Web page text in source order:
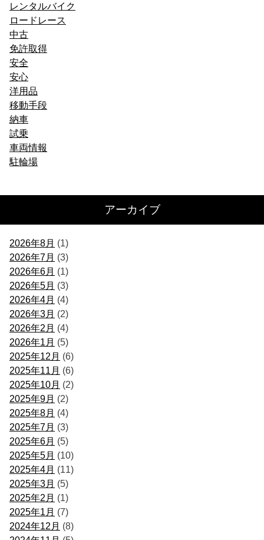
レンタルバイク
ロードレース
中古
免許取得
安全
安心
洋用品
移動手段
納車
試乗
車両情報
駐輪場
アーカイブ
2026年8月 (1)
2026年7月 (3)
2026年6月 (1)
2026年5月 (3)
2026年4月 (4)
2026年3月 (2)
2026年2月 (4)
2026年1月 (5)
2025年12月 (6)
2025年11月 (6)
2025年10月 (2)
2025年9月 (2)
2025年8月 (4)
2025年7月 (3)
2025年6月 (5)
2025年5月 (10)
2025年4月 (11)
2025年3月 (5)
2025年2月 (1)
2025年1月 (7)
2024年12月 (8)